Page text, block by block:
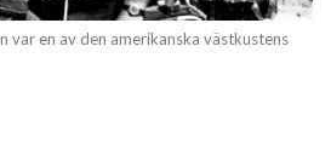
var en av den amerikanska västkustens